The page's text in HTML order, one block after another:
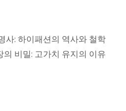
사: 하이패션의 역사와 철학
의 비밀: 고가치 유지의 이유